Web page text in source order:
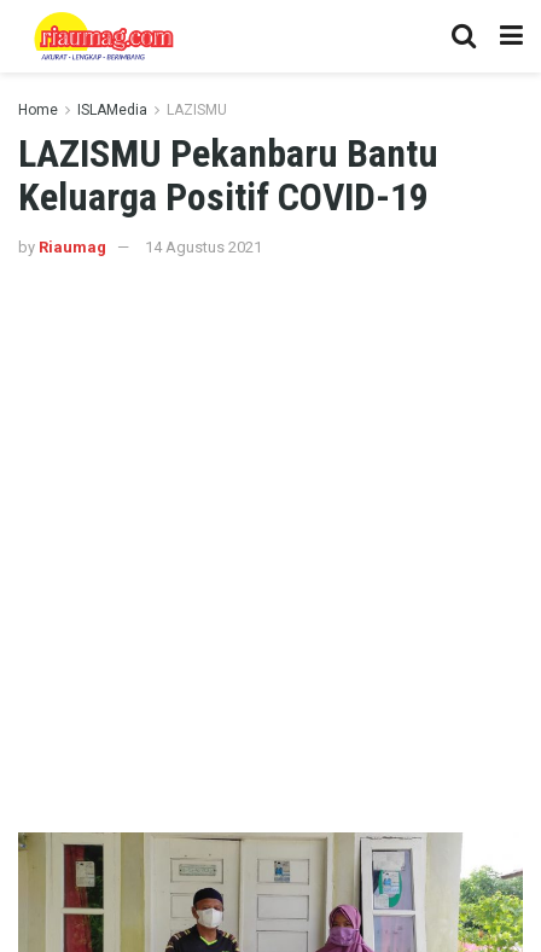
Home ISLAMedia LAZISMU
LAZISMU Pekanbaru Bantu
Keluarga Positif COVID-19
by Riaumag 14 Agustus 2021